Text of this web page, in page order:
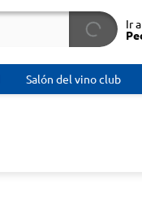
Ir
Salón del vino club